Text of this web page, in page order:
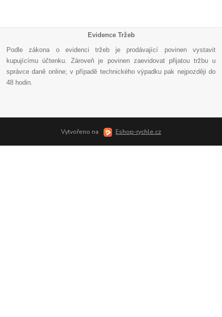
Evidence Tržeb
Podle zákona o evidenci tržeb je prodávající povinen vystavit
kupujícímu účtenku. Zároveň je povinen zaevidovat přijatou tržbu u
správce daně online; v případě technického výpadku pak nejpozději do
48 hodin
Vytvořeno na Eshop-rychle.cz